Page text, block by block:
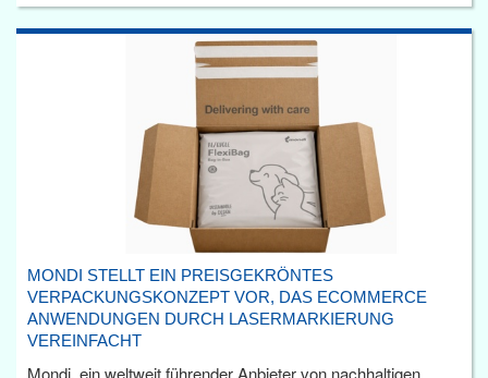
MONDI STELLT EIN PREISGEKRÖNTES
VERPACKUNGSKONZEPT VOR, DAS ECOMMERCE
ANWENDUNGEN DURCH LASERMARKIERUNG
VEREINFACHT
Mondi, ein weltweit führender Anbieter von nachhaltigen